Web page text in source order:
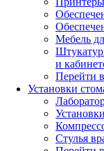
Мебель
и
Перейти
Установки
Стулья